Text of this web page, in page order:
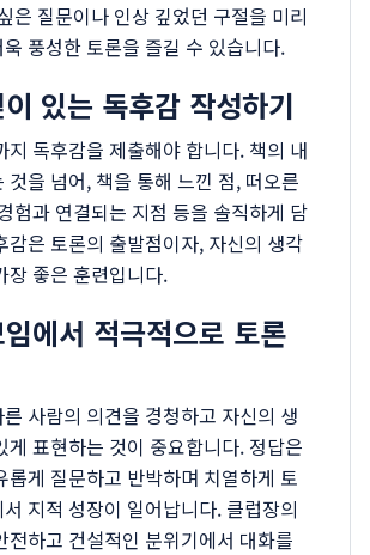
은 질문이나 인상 깊었던 구절을 미리
풍성한 토론을 즐길 수 있습니다.
있는 독후감 작성하기
지 독후감을 제출해야 합니다. 책의 내
것을 넘어, 책을 통해 느낀 점, 떠오른
험과 연결되는 지점 등을 솔직하게 담
감은 토론의 출발점이자, 자신의 생각
장 좋은 훈련입니다.
에서 적극적으로 토론
사람의 의견을 경청하고 자신의 생
게 표현하는 것이 중요합니다. 정답은
롭게 질문하고 반박하며 치열하게 토
지적 성장이 일어납니다. 클럽장의
전하고 건설적인 분위기에서 대화를